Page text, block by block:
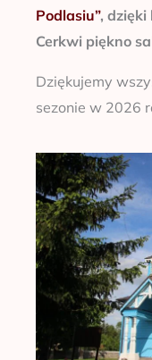
Podlasiu”, dzięki
Cerkwi piękno
Dziękujemy
sezonie w 2026